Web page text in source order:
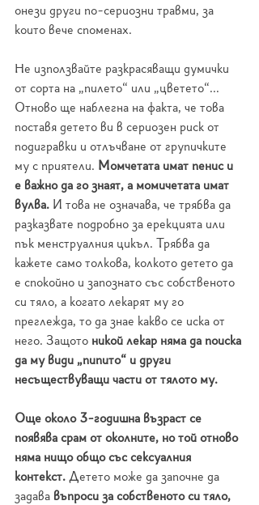
онези други по-сериозни травми, за
които вече споменах.
Не използвайте разкрасяващи думички
от сорта на „пилето“ или „цветето“...
Отново ще наблегна на факта, че това
поставя детето ви в сериозен риск от
подигравки и отлъчване от групичките
му с приятели. Момчетата имат пенис и
е важно да го знаят, а момичетата имат
вулва. И това не означава, че трябва да
разказвате подробно за ерекцията или
пък менструалния цикъл. Трябва да
кажете само толкова, колкото детето да
е спокойно и запознато със собственото
си тяло, а когато лекарят му го
преглежда, то да знае какво се иска от
него. Защото никой лекар няма да поиска
да му види „пипито“ и други
несъществуващи части от тялото му.
Още около 3-годишна възраст се
появява срам от околните, но той отново
няма нищо общо със сексуалния
контекст. Детето може да започне да
задава въпроси за собственото си тяло,